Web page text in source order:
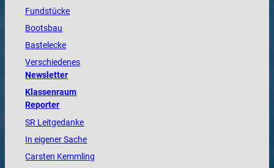
Fundstücke
Bootsbau
Bastelecke
Verschiedenes
Newsletter
Klassenraum
Reporter
SR Leitgedanke
In eigener Sache
Carsten Kemmling